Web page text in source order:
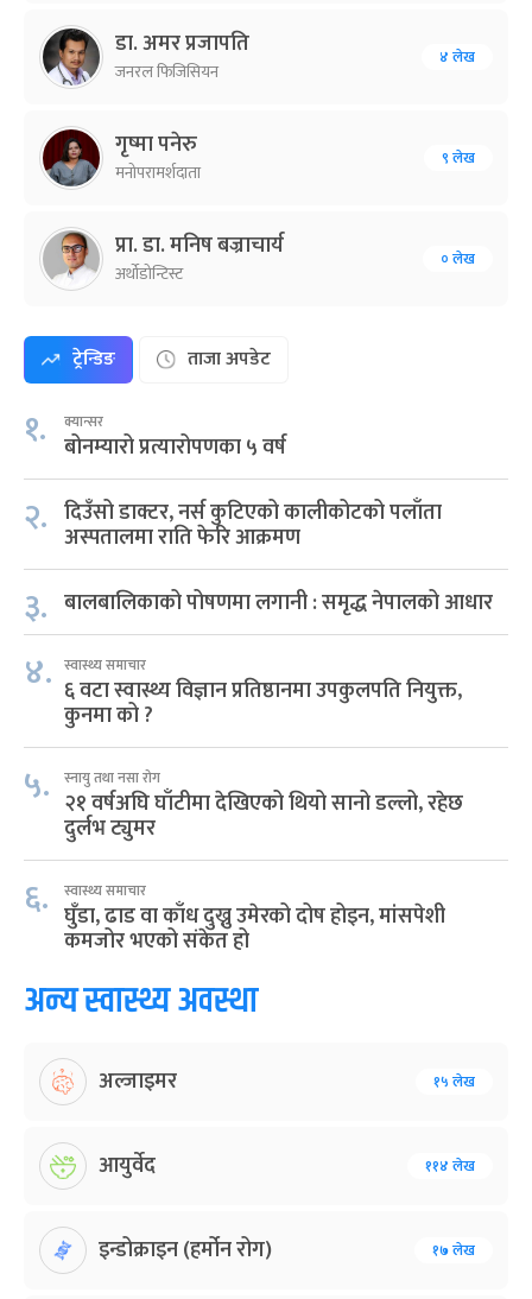
डा. अमर प्रजापति
जनरल फिजिसियन
४ लेख
गृष्मा पनेरु
मनोपरामर्शदाता
९ लेख
प्रा. डा. मनिष बज्राचार्य
अर्थोडोन्टिस्ट
० लेख
ट्रेन्डिङ ताजा अपडेट
१. क्यान्सर
बोनम्यारो प्रत्यारोपणका ५ वर्ष
२. दिउँसो डाक्टर, नर्स कुटिएको कालीकोटको पलाँता
अस्पतालमा राति फेरि आक्रमण
३. बालबालिकाको पोषणमा लगानी : समृद्ध नेपालको आधार
४. स्वास्थ्य समाचार
६ वटा स्वास्थ्य विज्ञान प्रतिष्ठानमा उपकुलपति नियुक्त,
कुनमा को ?
५. स्नायु तथा नसा रोग
२१ वर्षअघि घाँटीमा देखिएको थियो सानो डल्लो, रहेछ
दुर्लभ ट्युमर
६. स्वास्थ्य समाचार
घुँडा, ढाड वा काँध दुख्नु उमेरको दोष होइन, मांसपेशी
कमजोर भएको संकेत हो
अन्य स्वास्थ्य अवस्था
अल्जाइमर १५ लेख
आयुर्वेद ११४ लेख
इन्डोक्राइन (हर्मोन रोग) १७ लेख